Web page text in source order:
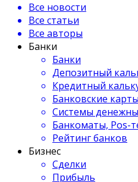
Все новости
Все статьи
Все авторы
Банки
Банки
Депозитный
Кредитный
Банковские карты
Системы
Банкоматы, Pos-
Рейтинг банков
Бизнес
Сделки
Прибыль